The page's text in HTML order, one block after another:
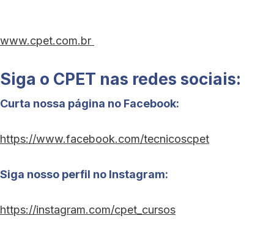
www.cpet.com.br
Siga o CPET nas redes sociais:
Curta nossa página no Facebook:
https://www.facebook.com/tecnicoscpet
Siga nosso perfil no Instagram:
https://instagram.com/cpet_cursos